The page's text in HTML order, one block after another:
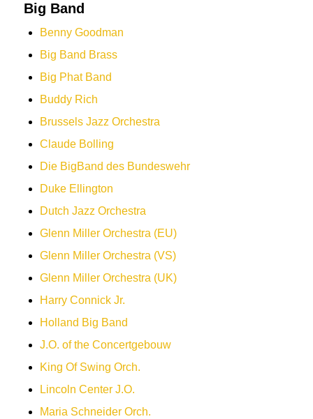
Big Band
Benny Goodman
Big Band Brass
Big Phat Band
Buddy Rich
Brussels Jazz Orchestra
Claude Bolling
Die BigBand des Bundeswehr
Duke Ellington
Dutch Jazz Orchestra
Glenn Miller Orchestra (EU)
Glenn Miller Orchestra (VS)
Glenn Miller Orchestra (UK)
Harry Connick Jr.
Holland Big Band
J.O. of the Concertgebouw
King Of Swing Orch.
Lincoln Center J.O.
Maria Schneider Orch.